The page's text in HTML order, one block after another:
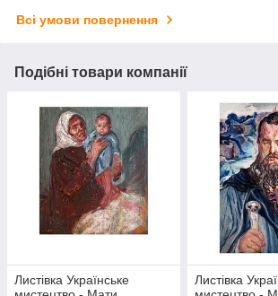
Всі умови повернення
Подібні товари компанії
Листівка Українське
Листівка